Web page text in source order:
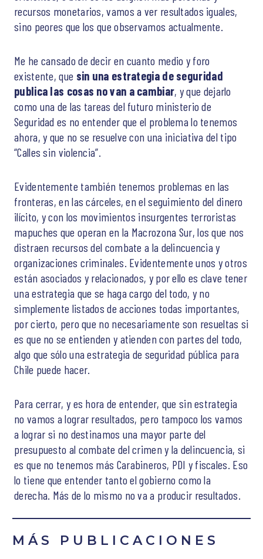
recursos monetarios, vamos a ver resultados iguales,
sino peores que los que observamos actualmente.
Me he cansado de decir en cuanto medio y foro
existente, que sin una estrategia de seguridad
publica las cosas no van a cambiar, y que dejarlo
como una de las tareas del futuro ministerio de
Seguridad es no entender que el problema lo tenemos
ahora, y que no se resuelve con una iniciativa del tipo
“Calles sin violencia”.
Evidentemente también tenemos problemas en las
fronteras, en las cárceles, en el seguimiento del dinero
ilícito, y con los movimientos insurgentes terroristas
mapuches que operan en la Macrozona Sur, los que nos
distraen recursos del combate a la delincuencia y
organizaciones criminales. Evidentemente unos y otros
están asociados y relacionados, y por ello es clave tener
una estrategia que se haga cargo del todo, y no
simplemente listados de acciones todas importantes,
por cierto, pero que no necesariamente son resueltas si
es que no se entienden y atienden con partes del todo,
algo que sólo una estrategia de seguridad pública para
Chile puede hacer.
Para cerrar, y es hora de entender, que sin estrategia
no vamos a lograr resultados, pero tampoco los vamos
a lograr si no destinamos una mayor parte del
presupuesto al combate del crimen y la delincuencia, si
es que no tenemos más Carabineros, PDI y fiscales. Eso
lo tiene que entender tanto el gobierno como la
derecha. Más de lo mismo no va a producir resultados.
MÁS PUBLICACIONES